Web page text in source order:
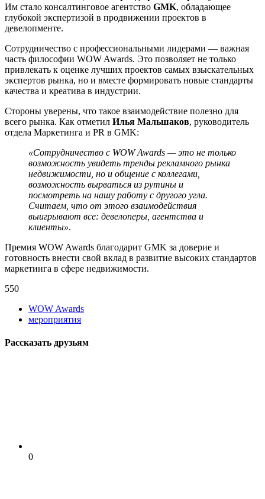
Им стало консалтинговое агентство GMK, обладающее
глубокой экспертизой в продвижении проектов в
девелопменте.
Сотрудничество с профессиональными лидерами — важная
часть философии WOW Awards. Это позволяет не только
привлекать к оценке лучших проектов самых взыскательных
экспертов рынка, но и вместе формировать новые стандарты
качества и креатива в индустрии.
Стороны уверены, что такое взаимодействие полезно для
всего рынка. Как отметил Илья Мальшаков, руководитель
отдела Маркетинга и PR в GMK:
«Сотрудничество с WOW Awards — это не только
возможность увидеть тренды рекламного рынка
недвижимости, но и общение с коллегами,
возможность вырваться из рутины и
посмотреть на нашу работу с другого угла.
Считаем, что от этого взаимодействия
выигрывают все: девелоперы, агентства и
клиенты».
Премия WOW Awards благодарит GMK за доверие и
готовность внести свой вклад в развитие высоких стандартов
маркетинга в сфере недвижимости.
550
WOW Awards
мероприятия
Рассказать друзьям
0